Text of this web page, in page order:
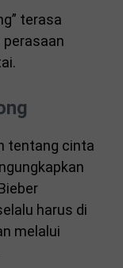
terasa
perasaan
tentang cinta
harus di
melalui